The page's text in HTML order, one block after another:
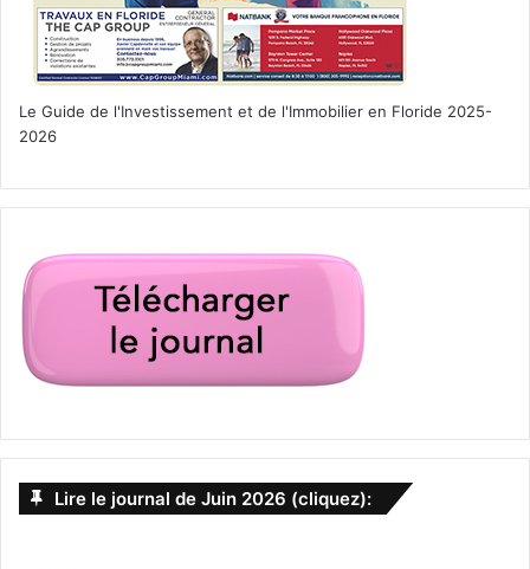
Le Guide de l'Investissement et de l'Immobilier en Floride 2025-
2026
Lire le journal de Juin 2026 (cliquez):